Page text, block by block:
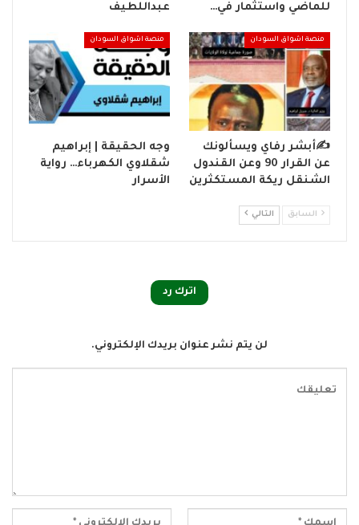
للماضي واستثمار في…
عبداللطيف
منصة اشواق السودان
✍️أبشر رفاي ويسألونك
عن القرار 90 وعن القندول
الشنقل ريكة المستكثرين
منصة اشواق السودان
وجه الحقيقة | إبراهيم
شقلاوي الكهرباء… رواية
الأسرار
السابق التالي
اترك رد
لن يتم نشر عنوان بريدك الإلكتروني.